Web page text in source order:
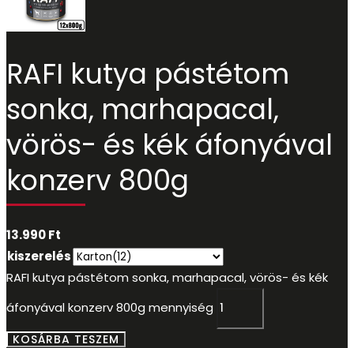
RAFI kutya pástétom
sonka, marhapacal,
vörös- és kék áfonyával
konzerv 800g
13.990Ft
kiszerelés
RAFI kutya pástétom sonka, marhapacal, vörös- és kék
áfonyával konzerv 800g mennyiség
KOSÁRBA TESZEM